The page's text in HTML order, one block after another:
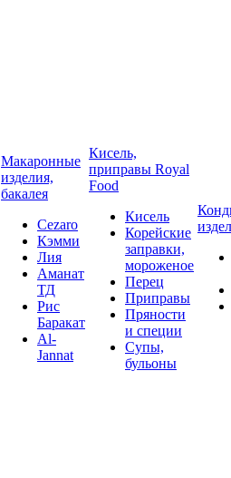
Макаронные
изделия,
бакалея
Cezaro
Кэмми
Лия
Аманат
ТД
Рис
Баракат
Al-
Jannat
Кисель,
приправы Royal
Food
Кисель
Корейские
заправки,
мороженое
Перец
Приправы
Пряности
и специи
Супы,
бульоны